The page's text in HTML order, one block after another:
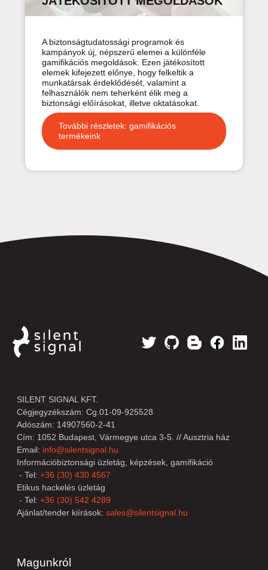
A biztonságtudatossági programok és
kampányok új, népszerű elemei a különféle
gamifikációs megoldások. Ezen játékosított
elemek kifejezett előnye, hogy felkeltik a
munkatársak érdeklődését, valamint a
felhasználók nem teherként élik meg a
biztonsági előírásokat, illetve oktatásokat.
További részletek: gamifikációs
termékeink
SILENT SIGNAL KFT.
Cégjegyzékszám: Cg.01-09-925528
Adószám: 14907560-2-41
Cím: 1052 Budapest, Vármegye utca 3-5. // Ausztria ház
Email: info@silentsignal.hu
Információbiztonsági üzletág, képzések, gamifikáció
- Tel: +36 (30) 430 4567
Etikus hackelés üzletág
- Tel: +36 (30) 542 4289
Ajánlat/tender kiírások: sales@silentsignal.hu
Magunkról